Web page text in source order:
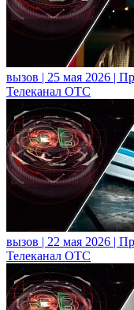
вызов | 25 мая 2026 |
Телеканал ОТС
вызов | 22 мая 2026 |
Телеканал ОТС